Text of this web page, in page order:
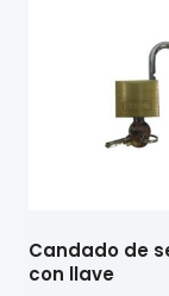
Candado de
con llave